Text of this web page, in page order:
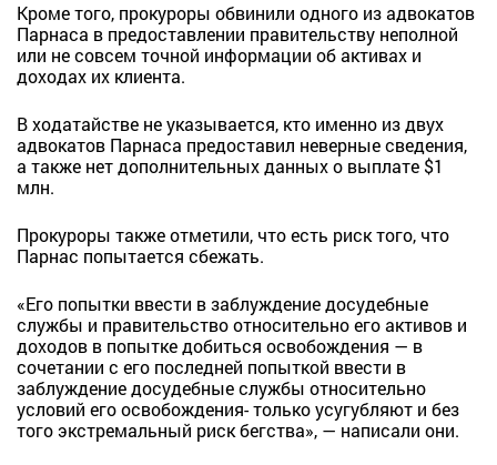
Кроме того, прокуроры обвинили одного из адвокатов
Парнаса в предоставлении правительству неполной
или не совсем точной информации об активах и
доходах их клиента.
В ходатайстве не указывается, кто именно из двух
адвокатов Парнаса предоставил неверные сведения,
а также нет дополнительных данных о выплате $1
млн.
Прокуроры также отметили, что есть риск того, что
Парнас попытается сбежать.
«Его попытки ввести в заблуждение досудебные
службы и правительство относительно его активов и
доходов в попытке добиться освобождения — в
сочетании с его последней попыткой ввести в
заблуждение досудебные службы относительно
условий его освобождения- только усугубляют и без
того экстремальный риск бегства», — написали они.